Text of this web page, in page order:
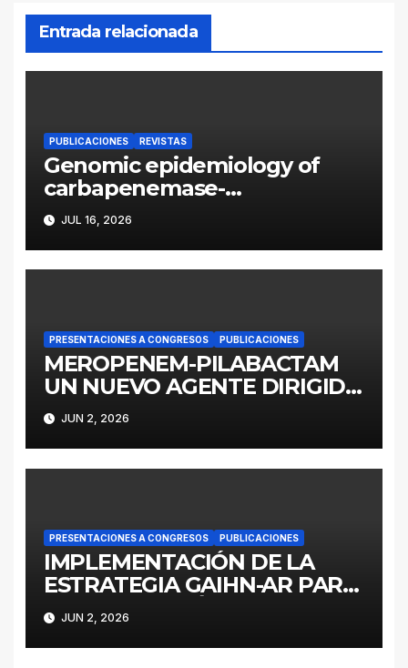
Entrada relacionada
PUBLICACIONES REVISTAS
Genomic epidemiology of
carbapenemase-
producing Enterobacter
cloacae complex in
Argentina: a retrospective
JUL 16, 2026
PRESENTACIONES A CONGRESOS PUBLICACIONES
MEROPENEM-PILABACTAM
UN NUEVO AGENTE DIRIGIDO
A ENTEROBACTERALES
PRODUCTORES DE
SERINOCARBAPENEMASAS
JUN 2, 2026
PRESENTACIONES A CONGRESOS PUBLICACIONES
IMPLEMENTACIÓN DE LA
ESTRATEGIA GAIHN-AR PARA
LA CONTENCIÓN DE
ENTEROBACTERALES
PRODUCTORES DE
JUN 2, 2026